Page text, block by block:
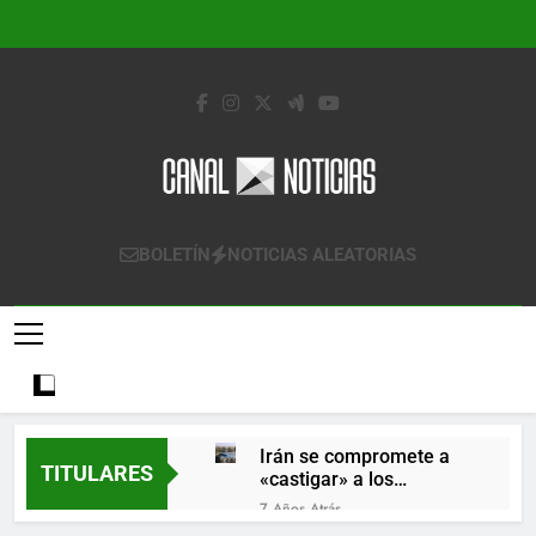
Canal Noticias
Canal Noticias
BOLETÍN NOTICIAS ALEATORIAS
TITULARES
Irán se compromete a
«castigar» a los
responsables de
derribar un avión
7 Años Atrás